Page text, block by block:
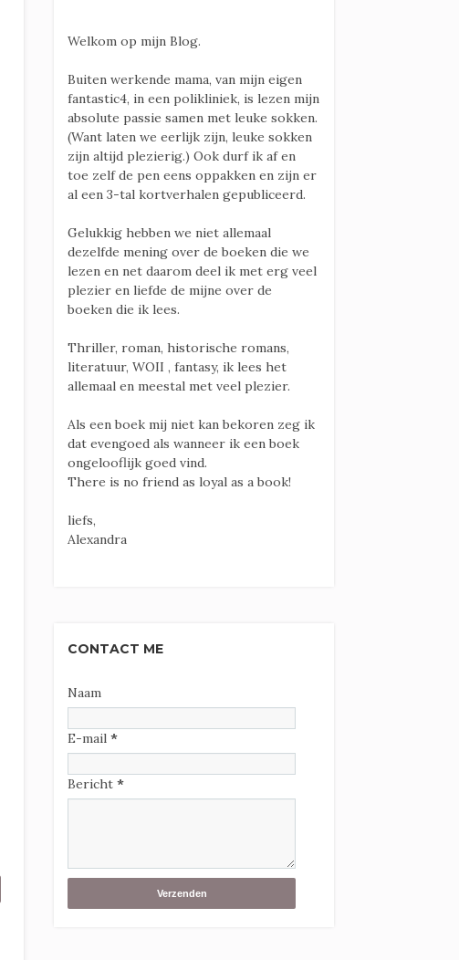
Welkom op mijn Blog.
Buiten werkende mama, van mijn eigen
fantastic4, in een polikliniek, is lezen mijn
absolute passie samen met leuke sokken.
(Want laten we eerlijk zijn, leuke sokken
zijn altijd plezierig.) Ook durf ik af en
toe zelf de pen eens oppakken en zijn er
al een 3-tal kortverhalen gepubliceerd.
Gelukkig hebben we niet allemaal
dezelfde mening over de boeken die we
lezen en net daarom deel ik met erg veel
plezier en liefde de mijne over de
boeken die ik lees.
Thriller, roman, historische romans,
literatuur, WOII , fantasy, ik lees het
allemaal en meestal met veel plezier.
Als een boek mij niet kan bekoren zeg ik
dat evengoed als wanneer ik een boek
ongelooflijk goed vind.
There is no friend as loyal as a book!
liefs,
Alexandra
CONTACT ME
Naam
E-mail*
Bericht*